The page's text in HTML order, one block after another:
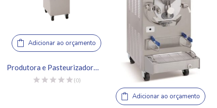
Adicionar ao orçamento
Produtora e Pasteurizadora de Gelato – Frigomat, Twin 4
(0)
Adicionar ao orçamento